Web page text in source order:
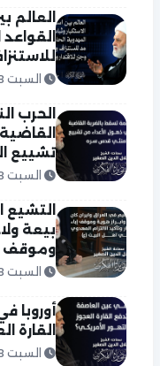
العالم
السبت 08 آب 2026
الحرب
تشييع
السبت 08 آب 2026
التشيع
بيعة
وموقف
السبت 08 آب 2026
أوروبا
القارة
السبت 08 آب 2026